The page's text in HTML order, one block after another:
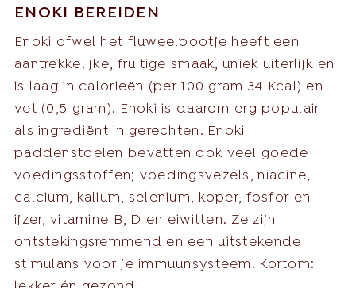
ENOKI BEREIDEN
Enoki ofwel het fluweelpootje heeft een
aantrekkelijke, fruitige smaak, uniek uiterlijk en
is laag in calorieën (per 100 gram 34 Kcal) en
vet (0,5 gram). Enoki is daarom erg populair
als ingrediënt in gerechten. Enoki
paddenstoelen bevatten ook veel goede
voedingsstoffen; voedingsvezels, niacine,
calcium, kalium, selenium, koper, fosfor en
ijzer, vitamine B, D en eiwitten. Ze zijn
ontstekingsremmend en een uitstekende
stimulans voor je immuunsysteem. Kortom: